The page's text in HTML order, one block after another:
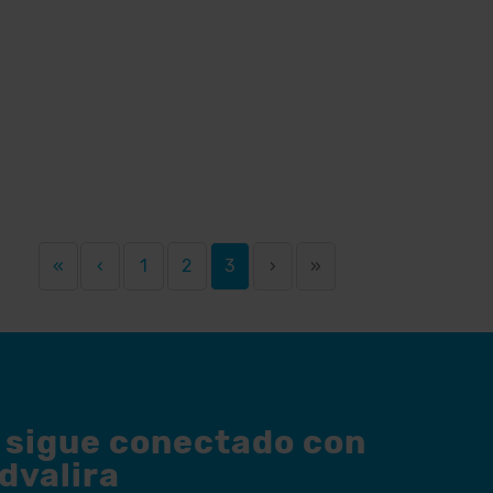
« ‹ 1 2 3 › »
conectado con